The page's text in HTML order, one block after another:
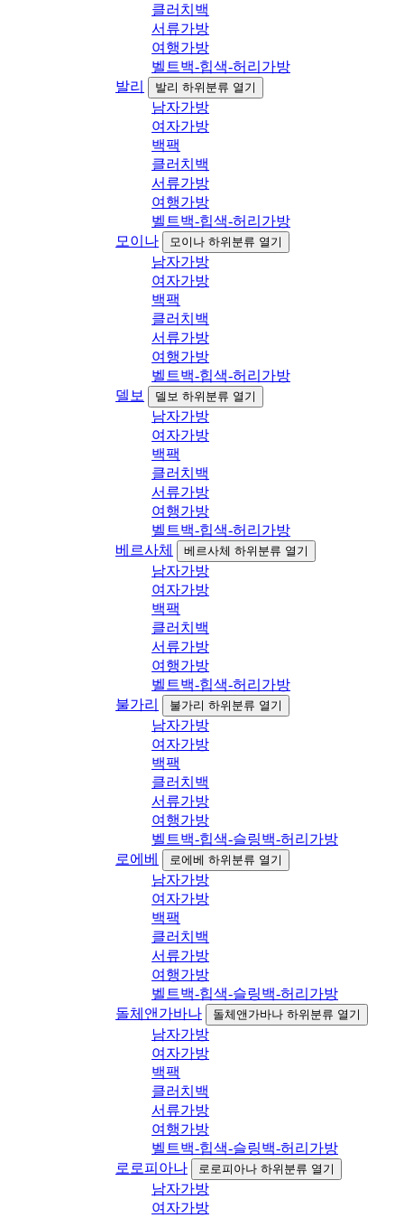
클러치백
서류가방
여행가방
벨트백-힙색-허리가방
발리
발리 하위분류 열기
남자가방
여자가방
백팩
클러치백
서류가방
여행가방
벨트백-힙색-허리가방
모이나
모이나 하위분류 열기
남자가방
여자가방
백팩
클러치백
서류가방
여행가방
벨트백-힙색-허리가방
델보
델보 하위분류 열기
남자가방
여자가방
백팩
클러치백
서류가방
여행가방
벨트백-힙색-허리가방
베르사체
베르사체 하위분류 열기
남자가방
여자가방
백팩
클러치백
서류가방
여행가방
벨트백-힙색-허리가방
불가리
불가리 하위분류 열기
남자가방
여자가방
백팩
클러치백
서류가방
여행가방
벨트백-힙색-슬링백-허리가방
로에베
로에베 하위분류 열기
남자가방
여자가방
백팩
클러치백
서류가방
여행가방
벨트백-힙색-슬링백-허리가방
돌체앤가바나
돌체앤가바나 하위분류 열기
남자가방
여자가방
백팩
클러치백
서류가방
여행가방
벨트백-힙색-슬링백-허리가방
로로피아나
로로피아나 하위분류 열기
남자가방
여자가방